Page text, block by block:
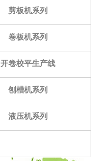
剪板机系列
卷板机系列
开卷校平生产线
刨槽机系列
液压机系列